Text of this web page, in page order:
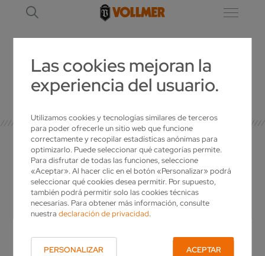
Las cookies mejoran la
experiencia del usuario.
Utilizamos cookies y tecnologías similares de terceros
para poder ofrecerle un sitio web que funcione
correctamente y recopilar estadísticas anónimas para
optimizarlo. Puede seleccionar qué categorías permite.
Para disfrutar de todas las funciones, seleccione
«Aceptar». Al hacer clic en el botón «Personalizar» podrá
seleccionar qué cookies desea permitir. Por supuesto,
también podrá permitir solo las cookies técnicas
necesarias. Para obtener más información, consulte
nuestradeclaración de privacidad.
PERSONALIZAR ACEPTAR
DETALLE
SU PERSONA DE
CONTACTO
¿Tiene alguna pregunta para VOLLMER? ¿Le
gustaría tener más información sobre nuestros